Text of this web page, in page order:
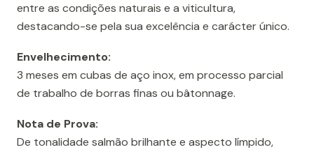
entre as condições naturais e a viticultura,
destacando-se pela sua excelência e carácter único.
Envelhecimento:
3 meses em cubas de aço inox, em processo parcial
de trabalho de borras finas ou bâtonnage.
Nota de Prova:
De tonalidade salmão brilhante e aspecto límpido,